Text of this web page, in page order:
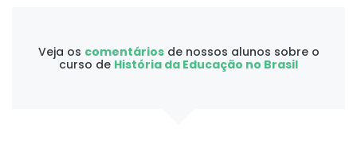
Veja os comentáriosde nossos alunos sobre o
curso de História da Educação no Brasil